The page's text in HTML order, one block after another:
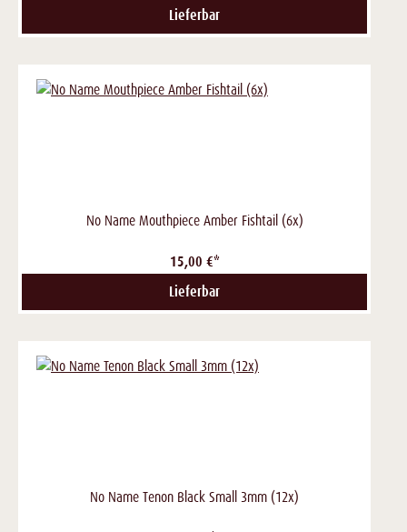
Lieferbar
No Name Mouthpiece Amber Fishtail (6x)
15,00 €*
Lieferbar
No Name Tenon Black Small 3mm (12x)